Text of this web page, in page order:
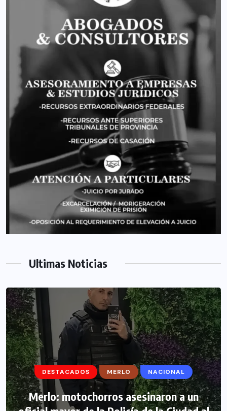
Ultimas Noticias
DESTACADOS MERLO NACIONAL
Merlo: motochorros asesinaron a un
DESTACADOS MERLO MORÓN
Morón: se negó a declarar la funcionaria